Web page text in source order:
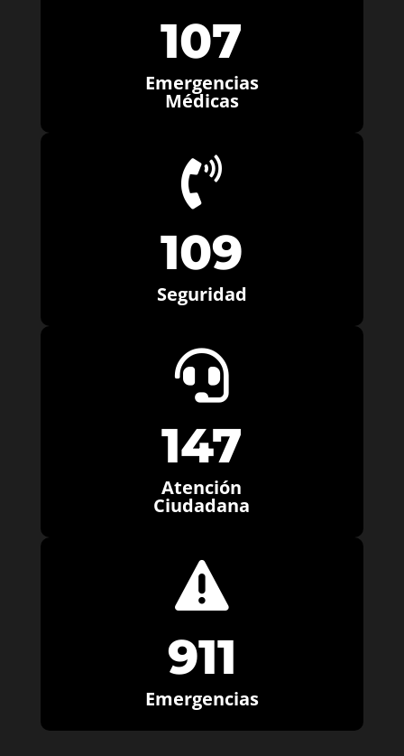
107
Emergencias
Médicas

109
Seguridad

147
Atención
Ciudadana

911
Emergencias